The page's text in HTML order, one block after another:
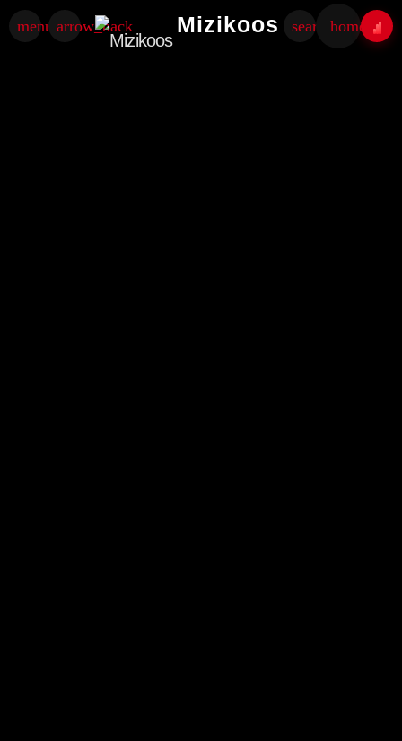
menu arrow_back Mizikoos searchhome